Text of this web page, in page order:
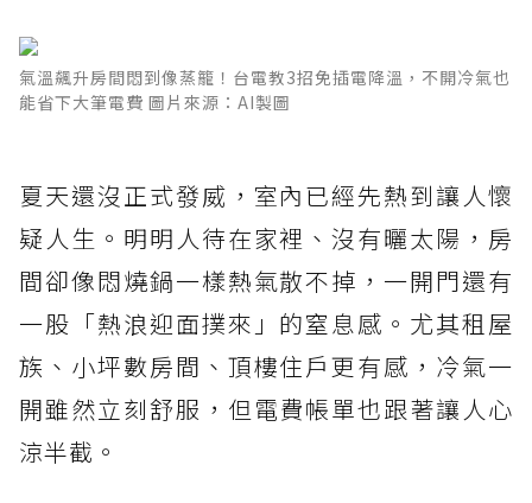
氣溫飆升房間悶到像蒸籠！台電教3招免插電降溫，不開冷氣也
能省下大筆電費 圖片來源：AI製圖
夏天還沒正式發威，室內已經先熱到讓人懷
疑人生。明明人待在家裡、沒有曬太陽，房
間卻像悶燒鍋一樣熱氣散不掉，一開門還有
一股「熱浪迎面撲來」的窒息感。尤其租屋
族、小坪數房間、頂樓住戶更有感，冷氣一
開雖然立刻舒服，但電費帳單也跟著讓人心
涼半截。